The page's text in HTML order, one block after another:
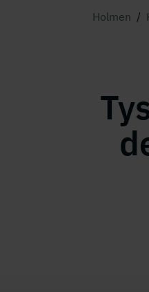
Holmen /